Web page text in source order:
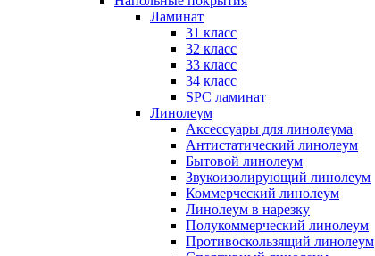
Ламинат
31 класс
32 класс
33 класс
34 класс
SPC ламинат
Линолеум
Аксессуары для линолеума
Антистатический линолеум
Бытовой линолеум
Звукоизолирующий линолеум
Коммерческий линолеум
Линолеум в нарезку
Полукоммерческий линолеум
Противоскользящий линолеум